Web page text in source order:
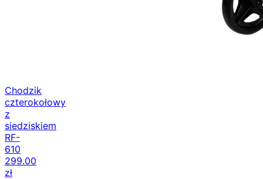
Chodzik
czterokołowy
z
siedziskiem
RF-
610
299.00
zł